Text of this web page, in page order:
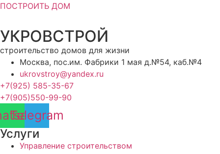
ПОСТРОИТЬ ДОМ
УКРОВСТРОЙ
строительство домов для жизни
Москва, пос.им. Фабрики 1 мая д.№54, каб.№4
ukrovstroy@yandex.ru
+7(925) 585-35-67
+7(905)550-99-90
Telegram
Услуги
Управление строительством